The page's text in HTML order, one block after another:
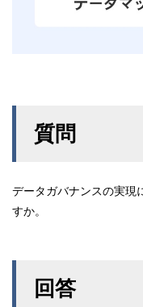
質問
データガバナンスの実現
すか。
回答